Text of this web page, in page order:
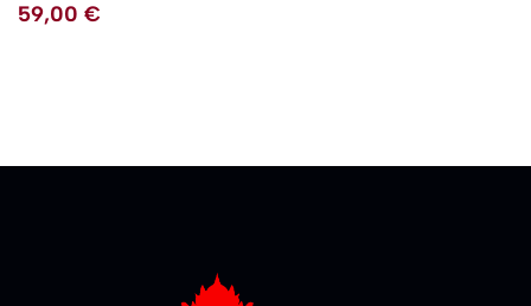
59,00 €